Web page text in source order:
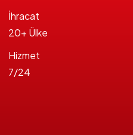
İhracat
20+ Ülke
Hizmet
7/24